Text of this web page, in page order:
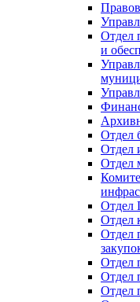
Отдел
и
Отдел
Отдел
Отдел
Отдел
Отдел
Отдел
Отдел
Отдел
Отдел